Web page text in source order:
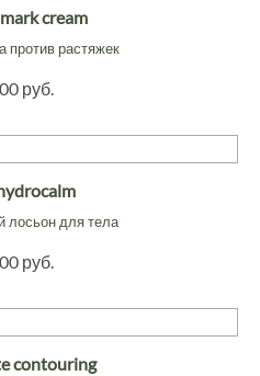
cream
против растяжек
руб.
для тела
руб.
contouring